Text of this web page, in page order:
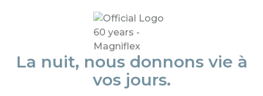
La nuit, nous donnons vie à
vos jours.